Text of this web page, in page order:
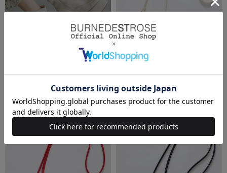
REDYAZEL（レディアゼル）
スクエアショートブーツ
REDYAZEL（レディアゼル）
Love Me Heart モチーフ2WAYミニ
ショルダーバッグ
￥8,690(税込)